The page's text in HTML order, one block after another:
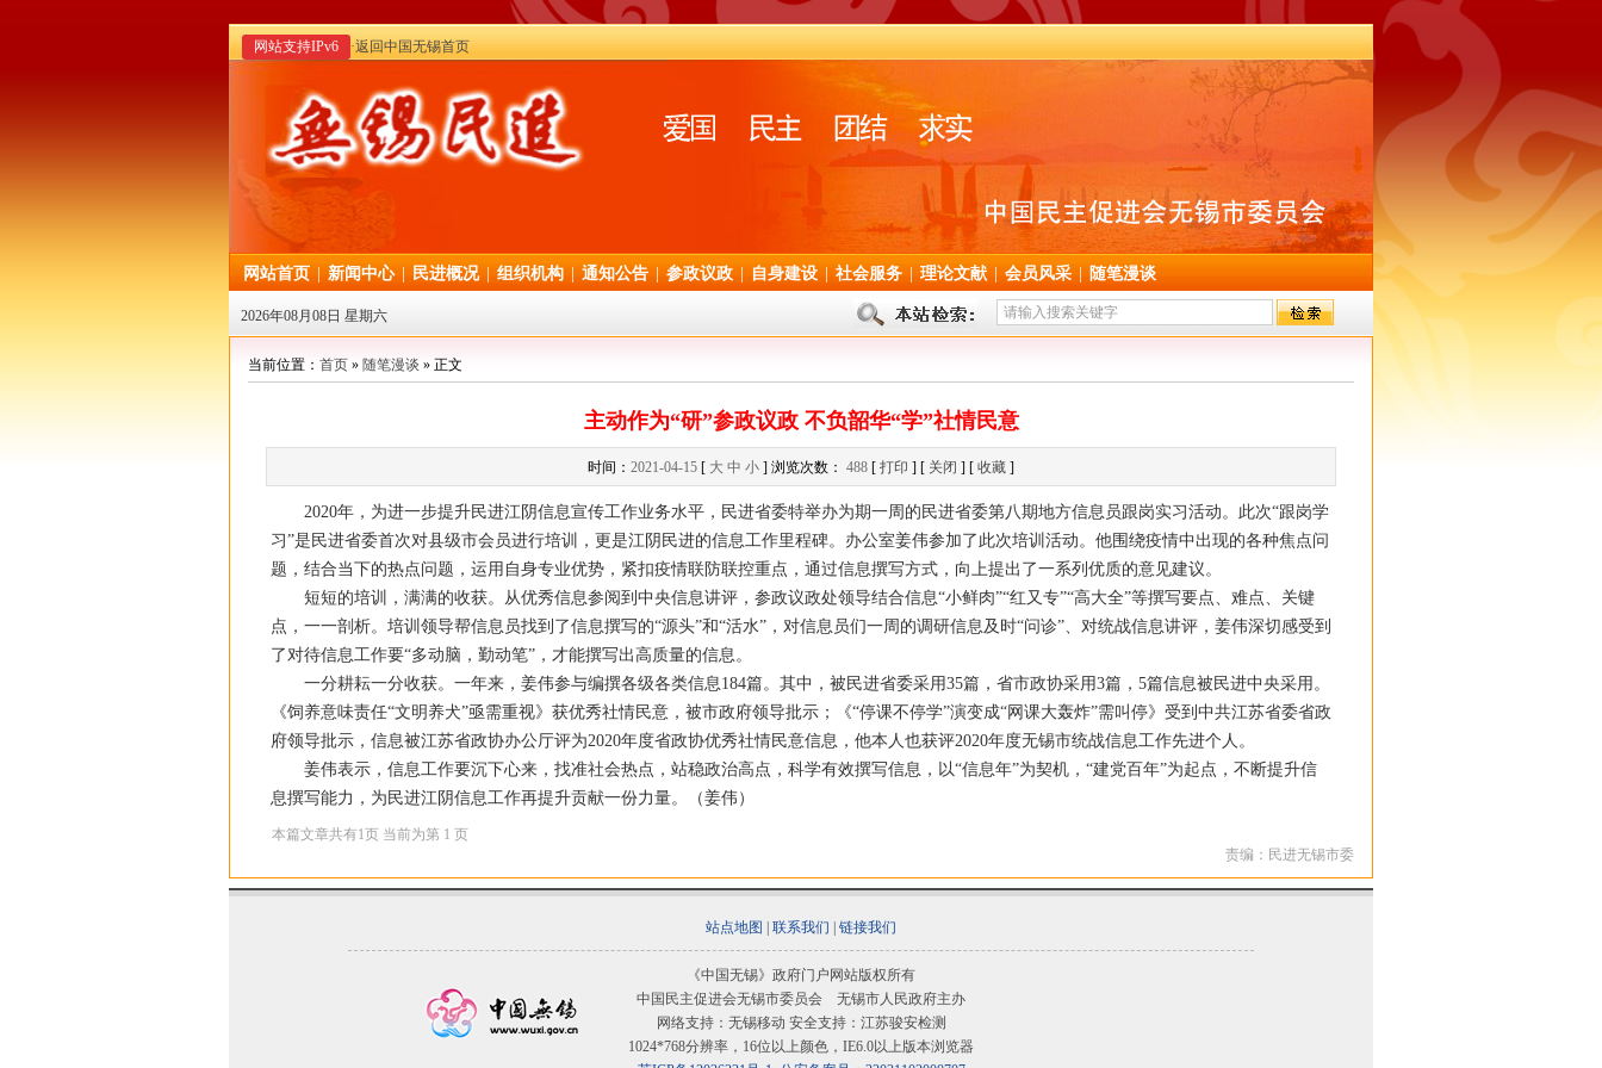
网站支持IPv6 ·返回中国无锡首页
网站首页 新闻中心 民进概况 组织机构 通知公告 参政议政 自身建设 社会服务 理论文献 会员风采 随笔漫谈
2026年08月08日 星期六
当前位置： 首页 » 随笔漫谈 » 正文
主动作为“研”参政议政 不负韶华“学”社情民意
时间： 2021-04-15 [ 大 中 小 ] 浏览次数： 488 [ 打印 ] [ 关闭 ] [ 收藏 ]
2020年，为进一步提升民进江阴信息宣传工作业务水平，民进省委特举办为期一周的民进省委第八期地方信息员跟岗实习活动。此次“跟岗学
习”是民进省委首次对县级市会员进行培训，更是江阴民进的信息工作里程碑。办公室姜伟参加了此次培训活动。他围绕疫情中出现的各种焦点问
题，结合当下的热点问题，运用自身专业优势，紧扣疫情联防联控重点，通过信息撰写方式，向上提出了一系列优质的意见建议。
短短的培训，满满的收获。从优秀信息参阅到中央信息讲评，参政议政处领导结合信息“小鲜肉”“红又专”“高大全”等撰写要点、难点、关键
点，一一剖析。培训领导帮信息员找到了信息撰写的“源头”和“活水”，对信息员们一周的调研信息及时“问诊”、对统战信息讲评，姜伟深切感受到
了对待信息工作要“多动脑，勤动笔”，才能撰写出高质量的信息。
一分耕耘一分收获。一年来，姜伟参与编撰各级各类信息184篇。其中，被民进省委采用35篇，省市政协采用3篇，5篇信息被民进中央采用。
《饲养意味责任“文明养犬”亟需重视》获优秀社情民意，被市政府领导批示；《“停课不停学”演变成“网课大轰炸”需叫停》受到中共江苏省委省政
府领导批示，信息被江苏省政协办公厅评为2020年度省政协优秀社情民意信息，他本人也获评2020年度无锡市统战信息工作先进个人。
姜伟表示，信息工作要沉下心来，找准社会热点，站稳政治高点，科学有效撰写信息，以“信息年”为契机，“建党百年”为起点，不断提升信
息撰写能力，为民进江阴信息工作再提升贡献一份力量。（姜伟）
本篇文章共有1页 当前为第 1 页
责编：民进无锡市委
站点地图 联系我们 链接我们
《中国无锡》政府门户网站版权所有
中国民主促进会无锡市委员会 无锡市人民政府主办
网络支持：无锡移动 安全支持：江苏骏安检测
1024*768分辨率，16位以上颜色，IE6.0以上版本浏览器